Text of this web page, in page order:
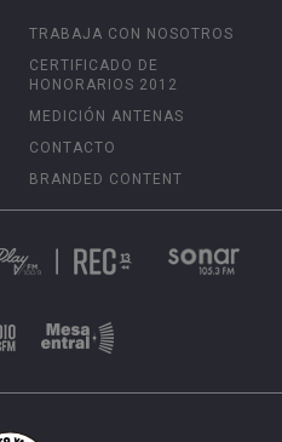
TRABAJA CON NOSOTROS
CERTIFICADO DE
HONORARIOS 2012
MEDICIÓN ANTENAS
CONTACTO
BRANDED CONTENT